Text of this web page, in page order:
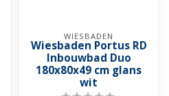
WIESBADEN
Wiesbaden Portus RD
Inbouwbad Duo
180x80x49 cm glans
wit